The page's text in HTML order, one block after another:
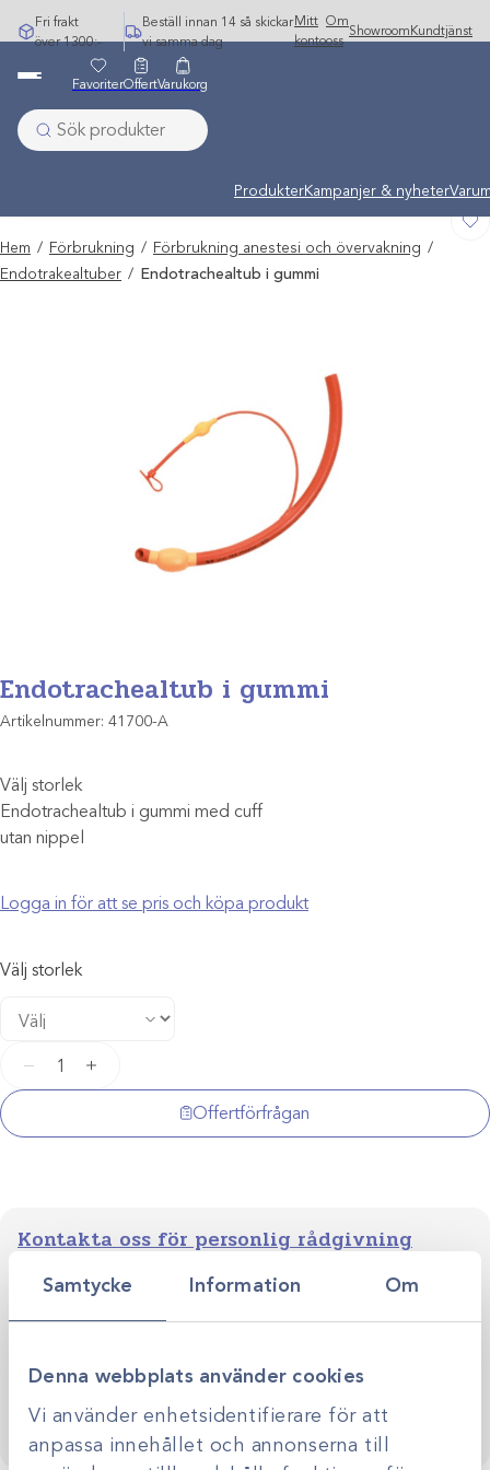
Samtycke Information Om
Denna webbplats använder cookies
Vi använder enhetsidentifierare för att
anpassa innehållet och annonserna till
Hoppa
till
Fri frakt
över 1300:-
Beställ innan 14 så skickar
vi samma dag
Mitt
konto
Om
oss
Showroom Kundtjänst
Undermeny stängd: Varumärken
ProdukterKampanjer & nyheter
FavoriterOffertVarukorg
Hem / Förbrukning / Förbrukning anestesi och övervakning /
Endotrakealtuber / Endotrachealtub i gummi
Endotrachealtub i gummi
Artikelnummer: 41700-A
Välj storlek
Endotrachealtub i gummi med cuff
utan nippel
Logga in för att se pris och köpa produkt
Välj storlek
Endotrachealtub
gummi
mängd
+
Offertförfrågan
Kontakta oss för personlig rådgivning
utveckling. Genom personlig rådgivning hjälper vi dig